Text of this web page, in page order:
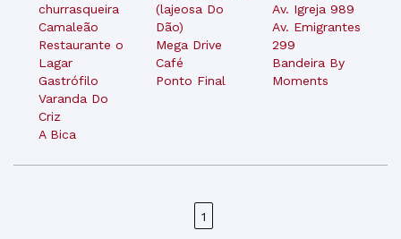
churrasqueira
Camaleão
Restaurante o
Lagar
Gastrófilo
Varanda Do
Criz
A Bica
(lajeosa Do
Dão)
Mega Drive
Café
Ponto Final
Av. Igreja 989
Av. Emigrantes
299
Bandeira By
Moments
1